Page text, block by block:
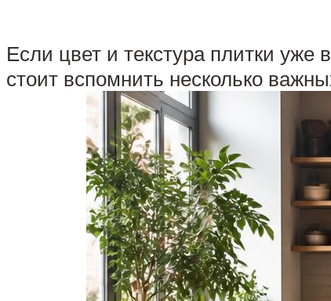
Если цвет и текстура плитки
стоит вспомнить несколько